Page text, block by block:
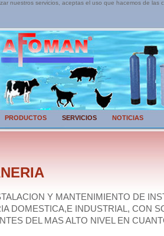
nuestros servicios, aceptas el uso que hacemos de las
PRODUCTOS SERVICIOS NOTICIAS
Y MANTENIMIENTO DE
DOMESTICA,E INDUSTRIAL, CON
DEL MAS ALTO NIVEL EN